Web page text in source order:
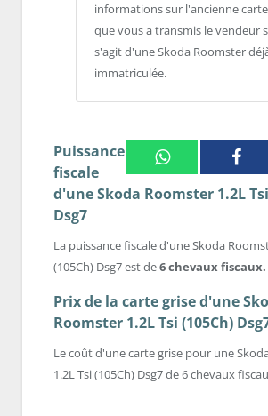
informations sur l'ancienne
que vous a transmis le vendeur
s'agit d'une Skoda Roomster
immatriculée.
Whatsapp
Puissance
fiscale
d'une Skoda Roomster 1.2L
Dsg7
La puissance fiscale d'une Skoda
(105Ch) Dsg7 est de6 chevaux fiscaux.
Prix de la carte grise d'une
Roomster 1.2L Tsi (105Ch)
Le coût d'une carte grise pour une
1.2L Tsi (105Ch) Dsg7 de 6 chevaux